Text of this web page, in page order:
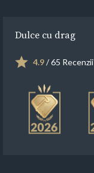
Dulce cu drag
4.9/ 65 Recenzii